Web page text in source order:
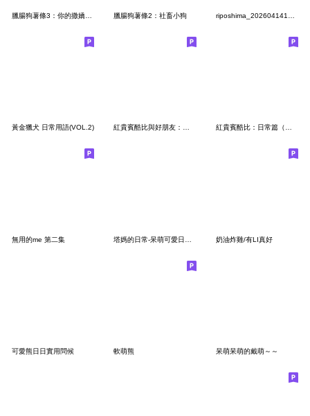
臘腸狗薯條2：社畜小狗
黃金獵犬 日常用語(VOL.2) 紅貴賓酷比與好朋友：歡樂梗圖龍乎你 紅貴賓酷比：日常篇（舊圖修正版）
無用的me 第二集 奶油炸雞/有LI真好
可愛熊日日實用問候 軟萌熊 呆萌呆萌的戴萌～～